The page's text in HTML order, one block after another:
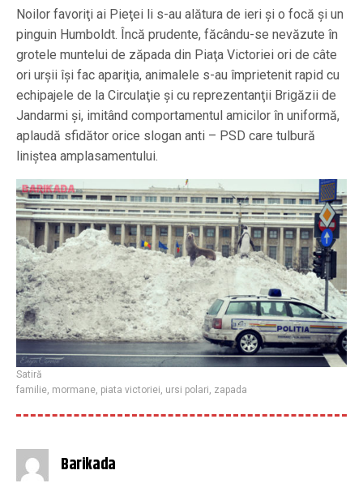
Noilor favoriţi ai Pieţei li s-au alătura de ieri şi o focă şi un
pinguin Humboldt. Încă prudente, făcându-se nevăzute în
grotele muntelui de zăpada din Piaţa Victoriei ori de câte
ori urşii îşi fac apariţia, animalele s-au împrietenit rapid cu
echipajele de la Circulaţie şi cu reprezentanţii Brigăzii de
Jandarmi şi, imitând comportamentul amicilor în uniformă,
aplaudă sfidător orice slogan anti – PSD care tulbură
liniştea amplasamentului.
Satiră
familie, mormane, piata victoriei, ursi polari, zapada
Barikada